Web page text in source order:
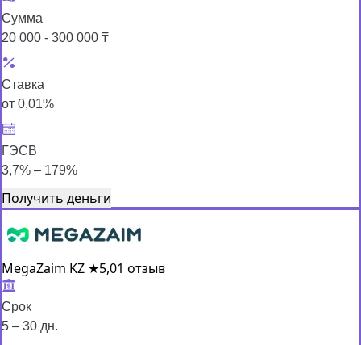
Сумма
20 000 - 300 000 ₸
Ставка
от 0,01%
ГЭСВ
3,7% – 179%
Получить деньги
MegaZaim KZ ★5,01 отзыв
Срок
5 – 30 дн.